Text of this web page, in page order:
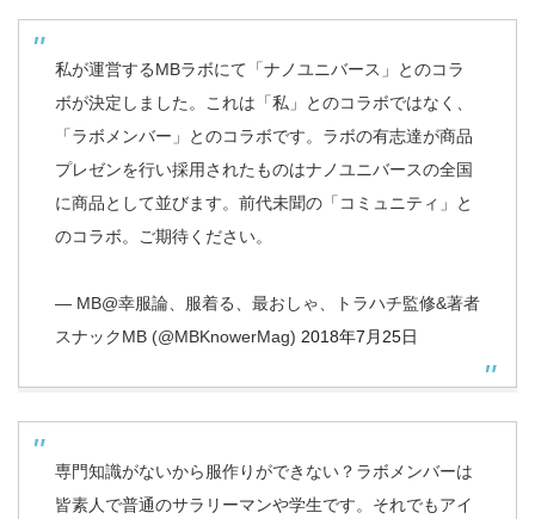
私が運営するMBラボにて「ナノユニバース」とのコラ
ボが決定しました。これは「私」とのコラボではなく、
「ラボメンバー」とのコラボです。ラボの有志達が商品
プレゼンを行い採用されたものはナノユニバースの全国
に商品として並びます。前代未聞の「コミュニティ」と
のコラボ。ご期待ください。
— MB@幸服論、服着る、最おしゃ、トラハチ監修&著者
スナックMB (@MBKnowerMag) 2018年7月25日
専門知識がないから服作りができない？ラボメンバーは
皆素人で普通のサラリーマンや学生です。それでもアイ